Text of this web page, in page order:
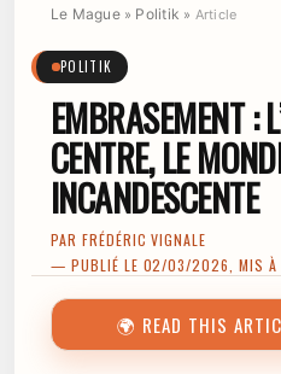
Le Mague» Politik » Article
POLITIK
EMBRASEMENT :
CENTRE, LE
INCANDESCENTE
PAR FRÉDÉRIC VIGNALE
— PUBLIÉ LE 02/03/2026, MIS À
🌍 READ THIS